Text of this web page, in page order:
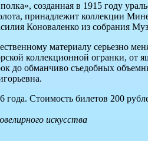
полка», созданная в 1915 году
принадлежит коллекции
Коноваленко из собрания
материалу серьезно
коллекционной огранки,
до обманчиво съедобных
года. Стоимость билетов 200
искусства